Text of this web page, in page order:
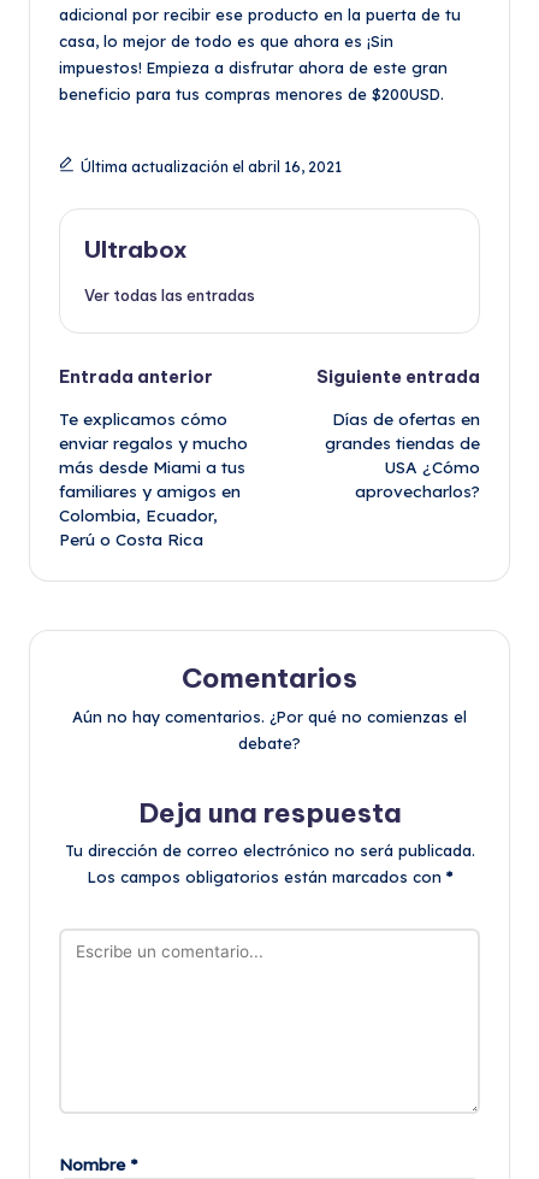
adicional por recibir ese producto en la puerta de tu
casa, lo mejor de todo es que ahora es ¡Sin
impuestos! Empieza a disfrutar ahora de este gran
beneficio para tus compras menores de $200USD.
Última actualización el abril 16, 2021
Ultrabox
Ver todas las entradas
Navegación
de
entradas
Entrada anterior
Te explicamos cómo
enviar regalos y mucho
más desde Miami a tus
familiares y amigos en
Colombia, Ecuador,
Perú o Costa Rica
Siguiente entrada
Días de ofertas en
grandes tiendas de
USA ¿Cómo
aprovecharlos?
Comentarios
Aún no hay comentarios. ¿Por qué no comienzas el
debate?
Deja una respuesta
Tu dirección de correo electrónico no será publicada.
Los campos obligatorios están marcados con *
Nombre *